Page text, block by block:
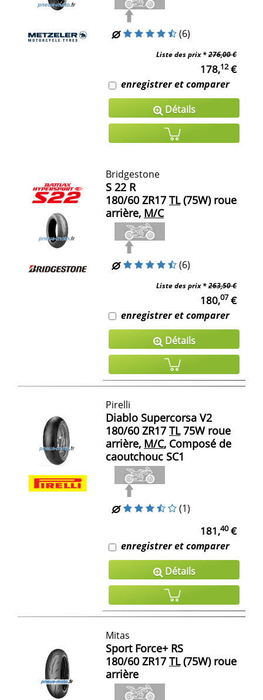
(6)
Liste des prix *276,00 €
178,12€
enregistrer et comparer
Détails
Bridgestone
S 22 R
180/60 ZR17 TL(75W) roue
arrière, M/C
(6)
Liste des prix *263,50 €
180,07 €
enregistrer et comparer
Détails
Pirelli
Diablo Supercorsa V2
180/60 ZR17 TL75W roue
arrière, M/C, Composé de
caoutchouc SC1
(1)
181,40€
enregistrer et comparer
Détails
Mitas
Sport Force+ RS
180/60 ZR17 TL(75W) roue
arrière